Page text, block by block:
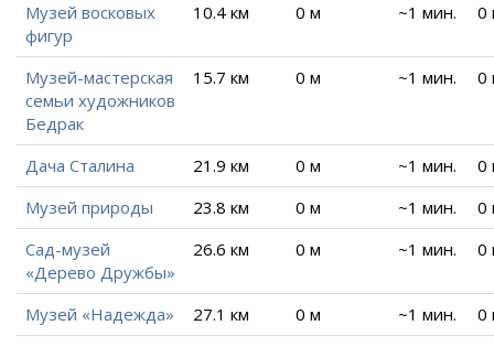
Музей восковых
фигур
10.4 км 0 м ~1 мин. 0
Музей-мастерская
семьи художников
Бедрак
15.7 км 0 м ~1 мин. 0
Дача Сталина 21.9 км 0 м ~1 мин.
0
Музей природы
23.8 км 0 м ~1 мин.
0
Сад-музей
«Дерево Дружбы»
26.6 км 0 м ~1 мин. 0
Музей «Надежда» 27.1 км 0 м ~1 мин.
0